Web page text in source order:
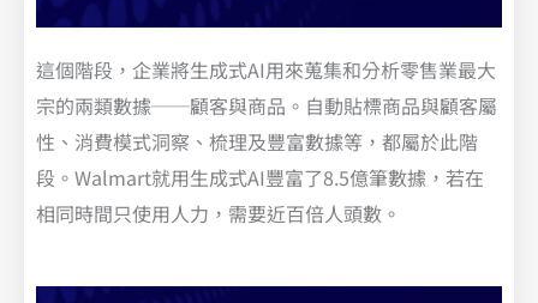
這個階段，企業將生成式AI用來蒐集和分析零售業最大
宗的兩類數據──顧客與商品。自動貼標商品與顧客屬
性、消費模式洞察、梳理及豐富數據等，都屬於此階
段。Walmart就用生成式AI豐富了8.5億筆數據，若在
相同時間只使用人力，需要近百倍人頭數。